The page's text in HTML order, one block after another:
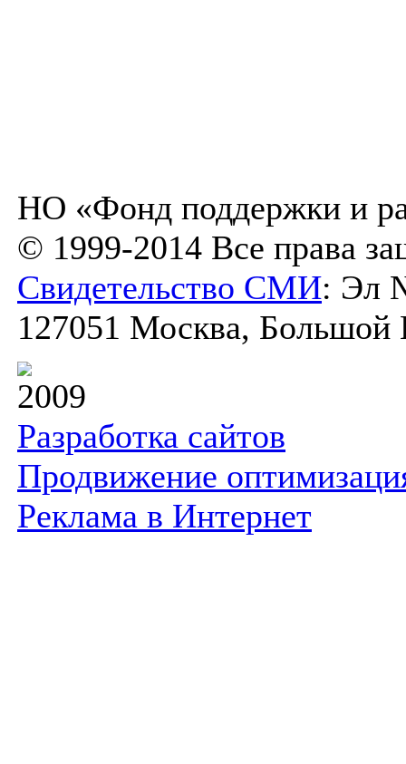
НО «Фонд поддержки и
© 1999-2014 Все права
Свидетельство СМИ: Эл
127051 Москва, Большой
2009
Разработка сайтов
Продвижение
Реклама в Интернет